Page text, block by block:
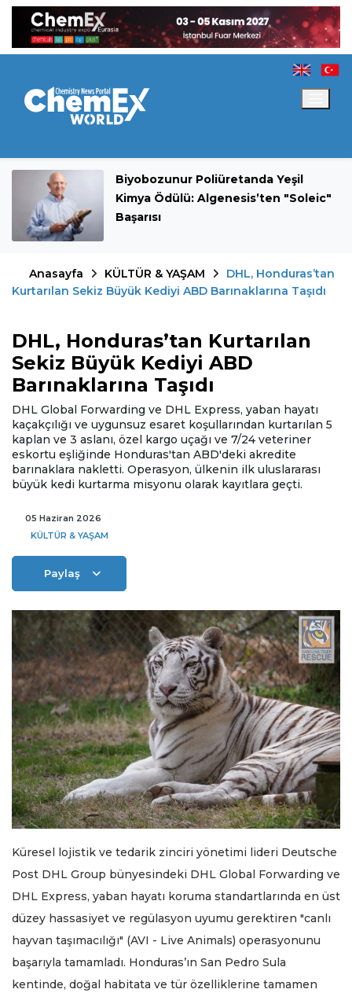
Biyobozunur Poliüretanda Yeşil
Kimya Ödülü: Algenesis’ten "Soleic"
Başarısı
Anasayfa KÜLTÜR & YAŞAM
DHL, Honduras’tan
Kurtarılan Sekiz Büyük Kediyi ABD Barınaklarına Taşıdı
DHL, Honduras’tan Kurtarılan
Sekiz Büyük Kediyi ABD
Barınaklarına Taşıdı
DHL Global Forwarding ve DHL Express, yaban hayatı
kaçakçılığı ve uygunsuz esaret koşullarından kurtarılan 5
kaplan ve 3 aslanı, özel kargo uçağı ve 7/24 veteriner
eskortu eşliğinde Honduras'tan ABD'deki akredite
barınaklara nakletti. Operasyon, ülkenin ilk uluslararası
büyük kedi kurtarma misyonu olarak kayıtlara geçti.
05 Haziran 2026
KÜLTÜR & YAŞAM
Paylaş
Küresel lojistik ve tedarik zinciri yönetimi lideri Deutsche
Post DHL Group bünyesindeki DHL Global Forwarding ve
DHL Express, yaban hayatı koruma standartlarında en üst
düzey hassasiyet ve regülasyon uyumu gerektiren "canlı
hayvan taşımacılığı" (AVI - Live Animals) operasyonunu
başarıyla tamamladı. Honduras’ın San Pedro Sula
kentinde, doğal habitata ve tür özelliklerine tamamen